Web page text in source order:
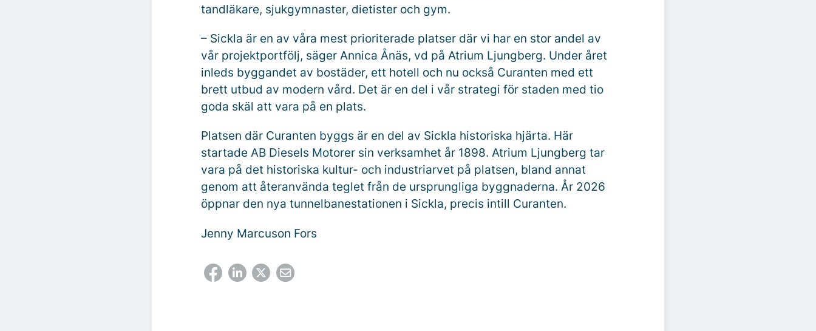
tandläkare, sjukgymnaster, dietister och gym.
– Sickla är en av våra mest prioriterade platser där vi har en stor andel av
vår projektportfölj, säger Annica Ånäs, vd på Atrium Ljungberg. Under året
inleds byggandet av bostäder, ett hotell och nu också Curanten med ett
brett utbud av modern vård. Det är en del i vår strategi för staden med tio
goda skäl att vara på en plats.
Platsen där Curanten byggs är en del av Sickla historiska hjärta. Här
startade AB Diesels Motorer sin verksamhet år 1898. Atrium Ljungberg tar
vara på det historiska kultur- och industriarvet på platsen, bland annat
genom att återanvända teglet från de ursprungliga byggnaderna. År 2026
öppnar den nya tunnelbanestationen i Sickla, precis intill Curanten.
Jenny Marcuson Fors